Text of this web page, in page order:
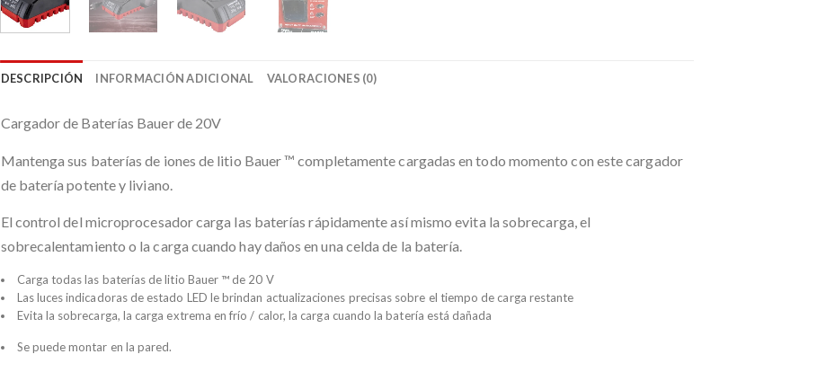
DESCRIPCIÓN INFORMACIÓN ADICIONAL VALORACIONES (0)
Cargador de Baterías Bauer de 20V
Mantenga sus baterías de iones de litio Bauer ™ completamente cargadas en todo momento con este cargador
de batería potente y liviano.
El control del microprocesador carga las baterías rápidamente así mismo evita la sobrecarga, el
sobrecalentamiento o la carga cuando hay daños en una celda de la batería.
Carga todas las baterías de litio Bauer ™ de 20 V
Las luces indicadoras de estado LED le brindan actualizaciones precisas sobre el tiempo de carga restante
Evita la sobrecarga, la carga extrema en frío / calor, la carga cuando la batería está dañada
Se puede montar en la pared.